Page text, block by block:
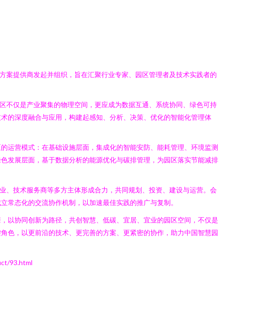
案提供商发起并组织，旨在汇聚行业专家、园区管理者及技术实践者的
不仅是产业聚集的物理空间，更应成为数据互通、系统协同、绿色可持
的深度融合与应用，构建起感知、分析、决策、优化的智能化管理体
运营模式：在基础设施层面，集成化的智能安防、能耗管理、环境监测
发展层面，基于数据分析的能源优化与碳排管理，为园区落实节能减排
、技术服务商等多方主体形成合力，共同规划、投资、建设与运营。会
常态化的交流协作机制，以加速最佳实践的推广与复制。
以协同创新为路径，共创智慧、低碳、宜居、宜业的园区空间，不仅是
色，以更前沿的技术、更完善的方案、更紧密的协作，助力中国智慧园
93.html